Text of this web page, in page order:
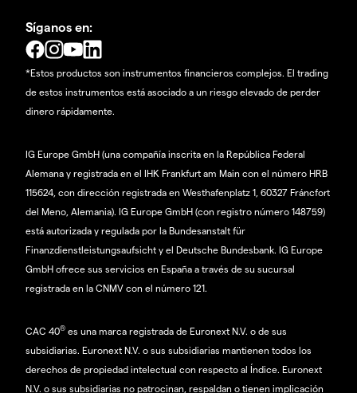
Síganos en:
*Estos productos son instrumentos financieros complejos. El trading
de estos instrumentos está asociado a un riesgo elevado de perder
dinero rápidamente.
IG Europe GmbH (una compañía inscrita en la República Federal
Alemana y registrada en el IHK Frankfurt am Main con el número HRB
115624, con dirección registrada en Westhafenplatz 1, 60327 Fráncfort
del Meno, Alemania). IG Europe GmbH (con registro número 148759)
está autorizada y regulada por la Bundesanstalt für
Finanzdienstleistungsaufsicht y el Deutsche Bundesbank. IG Europe
GmbH ofrece sus servicios en España a través de su sucursal
registrada en la CNMV con el número 121.
CAC 40® es una marca registrada de Euronext N.V. o de sus
subsidiarias. Euronext N.V. o sus subsidiarias mantienen todos los
derechos de propiedad intelectual con respecto al Índice. Euronext
N.V. o sus subsidiarias no patrocinan, respaldan o tienen implicación